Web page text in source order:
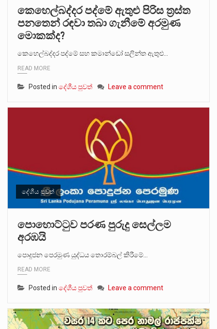
කෙහෙල්බද්දර පද්මේ ඇතුළු පිරිස ත්‍රස්ත
පනතෙන් රඳවා තබා ගැනීමේ අරමුණ
මොකක්ද?
කෙහෙල්බද්දර පද්මේ සහ කමාන්ඩෝ සලින්ත ඇතුළු…
READ MORE
Posted in දේශීය පුවත් Leave a comment
දේශීය පුවත්
පොහොට්ටුව පරණ පුරුදු සෙල්ලම
අරඹයි
පොදුජන පෙරමුණ යුද්ධය තොරම්බල් කිරීමේ…
READ MORE
Posted in දේශීය පුවත් Leave a comment